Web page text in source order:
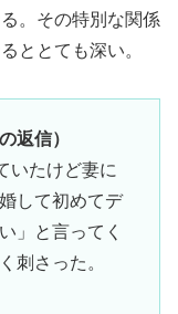
。その特別な関係
ととても深い。
返信）
いたけど妻に
して初めてデ
」と言ってく
刺さった。